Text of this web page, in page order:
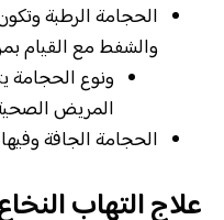
الحجامة الرطبة
والشفط مع القيام
ونوع الحجامة
المريض
الحجامة الجافة
علاج التهاب